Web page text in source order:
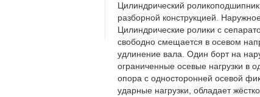
Цилиндрический
разборной конструкцией.
Цилиндрические ролики с
свободно смещается в осевом
удлинение вала. Один борт на
ограниченные осевые нагрузки
опора с односторонней осевой
ударные нагрузки, обладает